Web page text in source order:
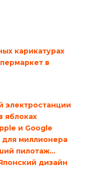
карикатурах
в
электростанции
яблоках
и Google
миллионера
пилотаж…
дизайн